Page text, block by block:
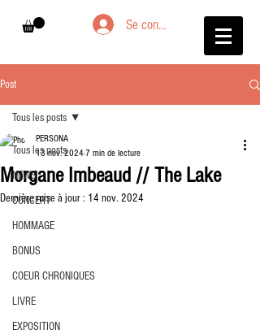
Se connecter
Post
Tous les posts
NEWS
CONCERT
HOMMAGE
BONUS
COEUR CHRONIQUES
LIVRE
EXPOSITION
Tous les posts
Morgane Imbeaud // The Lake
PERSONA
13 nov. 2024 7 min de lecture
Dernière mise à jour : 14 nov. 2024